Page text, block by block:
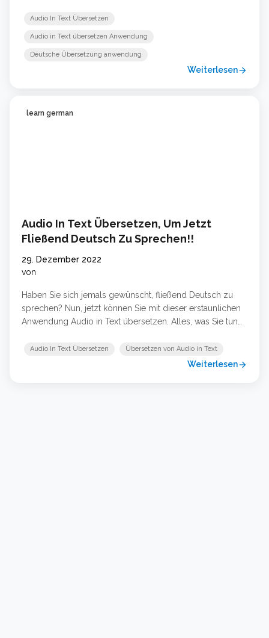
einfach tun können! In diesem Blog werden wir uns
Audio In Text Übersetzen
Audio in Text übersetzen Anwendung
Deutsche Übersetzung anwendung
Weiterlesenarrow_forward
learn german
Audio In Text Übersetzen, Um Jetzt
Fließend Deutsch Zu Sprechen!!
29. Dezember 2022
von
Haben Sie sich jemals gewünscht, fließend Deutsch zu
sprechen? Nun, jetzt können Sie mit dieser erstaunlichen
Anwendung Audio in Text übersetzen. Alles, was Sie tun
die Anwendung übersetzt sie sofort ins Deutsche! Dies ist
Audio In Text Übersetzen Übersetzen von Audio in Text
Weiterlesenarrow_forward